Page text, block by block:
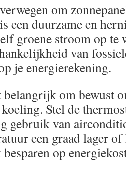
om
een duurzame en
groene stroom op te
van
je energierekening.
om bewust
Stel de
gebruik van
een graad lager
op